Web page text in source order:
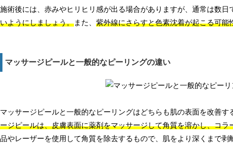
施術後には、赤みやヒリヒリ感が出る場合がありますが、通常は数日
いようにしましょう。また、 紫外線にさらすと色素沈着が起こる可
マッサージピールと一般的なピーリングの違い
マッサージピールと一般的なピーリングはどちらも肌の表面を改善
ージピールは、皮膚表面に薬剤をマッサージして角質を溶かし、コラ
品やレーザーを使用して角質を除去するもので、肌をより深くまで